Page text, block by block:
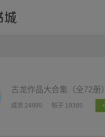
古龙作品大合集（全72册）
成员 24995 帖子 19395